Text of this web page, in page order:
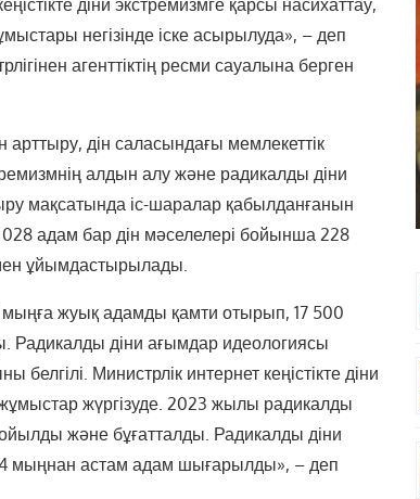
діни экстремизмге қарсы насихаттау,
негізінде іске асырылуда», – деп
агенттіктің ресми сауалына берген
дін саласындағы мемлекеттік
алдын алу және радикалды діни
мақсатында іс-шаралар қабылданғанын
адам бар дін мәселелері бойынша 228
ұйымдастырылады.
жуық адамды қамти отырып, 17 500
Радикалды діни ағымдар идеологиясы
Министрлік интернет кеңістікте діни
жүргізуде. 2023 жылы радикалды
және бұғатталды. Радикалды діни
мыңнан астам адам шығарылды», – деп